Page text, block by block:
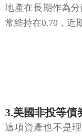
地產在長期作為
常維持在0.70，近
3.美國非投等債
這項資產也不是